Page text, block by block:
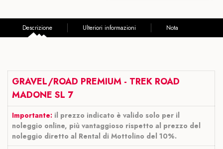
Descrizione Ulteriori informazioni Nota
GRAVEL/ROAD PREMIUM - TREK ROAD
MADONE SL 7
Importante: il prezzo indicato è valido solo per il
noleggio online, più vantaggioso rispetto al prezzo del
noleggio diretto al Rental di Mottolino del 10%.